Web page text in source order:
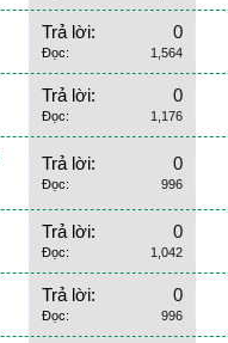
Trả lời: 0
Đọc: 1,564
Trả lời: 0
Đọc: 1,176
Trả lời: 0
Đọc: 996
Trả lời: 0
Đọc: 1,042
Trả lời: 0
Đọc: 996